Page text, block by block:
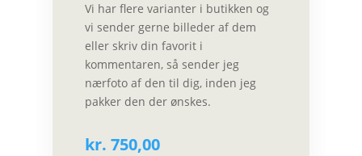
Vi har flere varianter i butikken og
vi sender gerne billeder af dem
eller skriv din favorit i
kommentaren, så sender jeg
nærfoto af den til dig, inden jeg
pakker den der ønskes.
kr. 750,00